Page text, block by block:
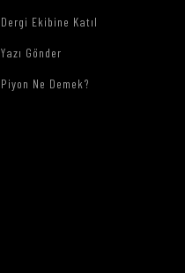
Dergi Ekibine Katıl
Yazı Gönder
Piyon Ne Demek?